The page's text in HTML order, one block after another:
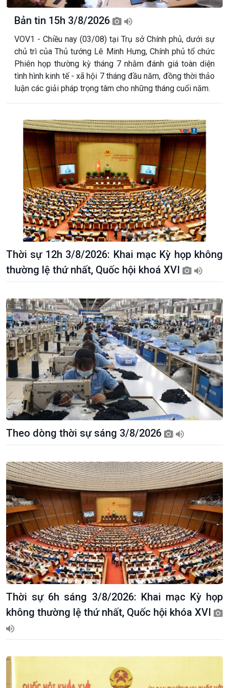
Giới thiệu
Thời sự
Thời sự 6h
Thời sự 18h
Thời sự 21h30
Bản tin
Chuyên mục
Theo dòng Thời sự
Bản tin 15h 3/8/2026
VOV1 - Chiều nay (03/08) tại Trụ sở Chính phủ, dưới sự
chủ trì của Thủ tướng Lê Minh Hưng, Chính phủ tổ chức
Phiên họp thường kỳ tháng 7 nhằm đánh giá toàn diện
tình hình kinh tế - xã hội 7 tháng đầu năm, đồng thời thảo
luận các giải pháp trọng tâm cho những tháng cuối năm.
Thời sự 12h 3/8/2026: Khai mạc Kỳ họp không
thường lệ thứ nhất, Quốc hội khoá XVI
Theo dòng thời sự sáng 3/8/2026
Thời sự 6h sáng 3/8/2026: Khai mạc Kỳ họp
không thường lệ thứ nhất, Quốc hội khóa XVI